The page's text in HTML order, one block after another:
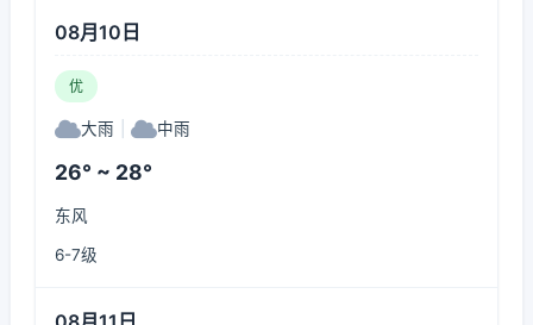
08月10日
优
大雨 中雨
26° ~ 28°
东风
6-7级